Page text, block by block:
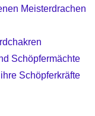
Meisterdrachen
Schöpfermächte
Schöpferkräfte